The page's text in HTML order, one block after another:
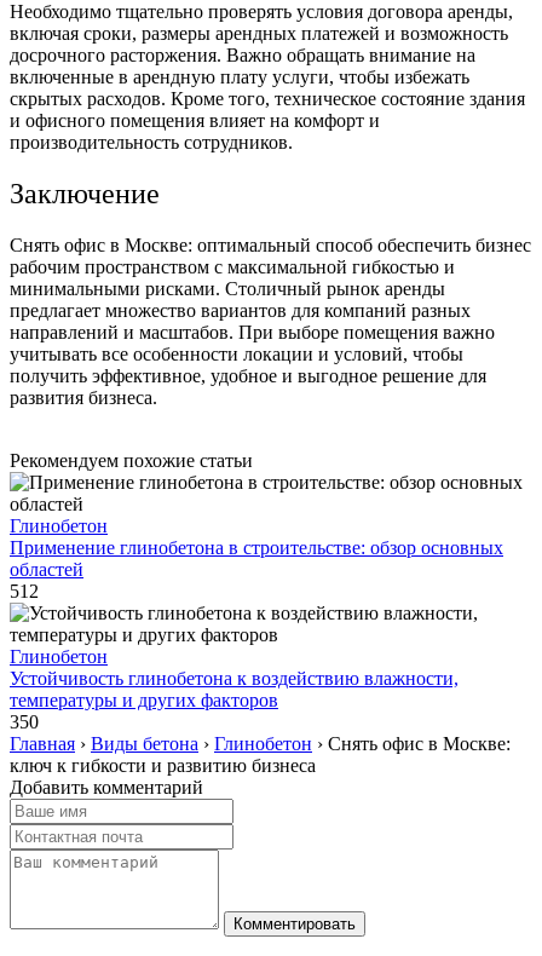
Необходимо тщательно проверять условия договора аренды,
включая сроки, размеры арендных платежей и возможность
досрочного расторжения. Важно обращать внимание на
включенные в арендную плату услуги, чтобы избежать
скрытых расходов. Кроме того, техническое состояние здания
и офисного помещения влияет на комфорт и
производительность сотрудников.
Заключение
Снять офис в Москве: оптимальный способ обеспечить бизнес
рабочим пространством с максимальной гибкостью и
минимальными рисками. Столичный рынок аренды
предлагает множество вариантов для компаний разных
направлений и масштабов. При выборе помещения важно
учитывать все особенности локации и условий, чтобы
получить эффективное, удобное и выгодное решение для
развития бизнеса.
Рекомендуем похожие статьи
Глинобетон
Применение глинобетона в строительстве: обзор основных
областей
512
Глинобетон
Устойчивость глинобетона к воздействию влажности,
температуры и других факторов
350
Главная › Виды бетона › Глинобетон › Снять офис в Москве:
ключ к гибкости и развитию бизнеса
Добавить комментарий